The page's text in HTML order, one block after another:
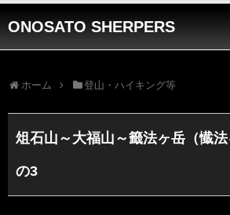
ONOSATO SHERPERS
ホーム 登山・ハイキング等
俎石山～大福山～籤法ヶ岳（懴
の3